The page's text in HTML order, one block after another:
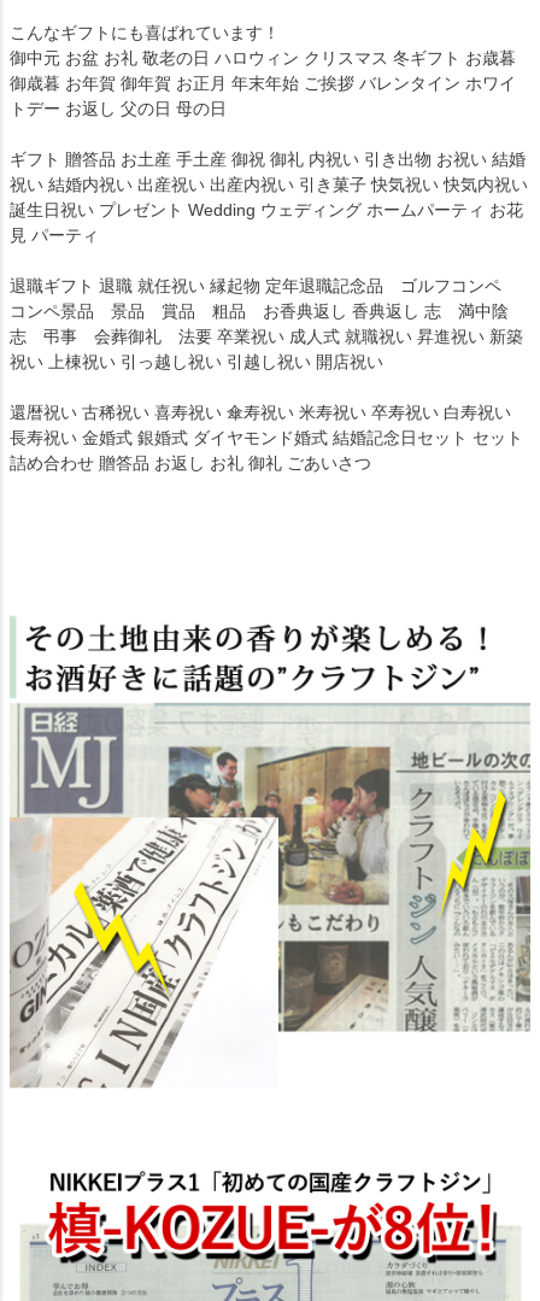
こんなギフトにも喜ばれています！
御中元 お盆 お礼 敬老の日 ハロウィン クリスマス 冬ギフト お歳暮
御歳暮 お年賀 御年賀 お正月 年末年始 ご挨拶 バレンタイン ホワイ
トデー お返し 父の日 母の日
ギフト 贈答品 お土産 手土産 御祝 御礼 内祝い 引き出物 お祝い 結婚
祝い 結婚内祝い 出産祝い 出産内祝い 引き菓子 快気祝い 快気内祝い
誕生日祝い プレゼント Wedding ウェディング ホームパーティ お花
見 パーティ
退職ギフト 退職 就任祝い 縁起物 定年退職記念品 ゴルフコンペ
コンペ景品 景品 賞品 粗品 お香典返し 香典返し 志 満中陰
志 弔事 会葬御礼 法要 卒業祝い 成人式 就職祝い 昇進祝い 新築
祝い 上棟祝い 引っ越し祝い 引越し祝い 開店祝い
還暦祝い 古稀祝い 喜寿祝い 傘寿祝い 米寿祝い 卒寿祝い 白寿祝い
長寿祝い 金婚式 銀婚式 ダイヤモンド婚式 結婚記念日セット セット
詰め合わせ 贈答品 お返し お礼 御礼 ごあいさつ